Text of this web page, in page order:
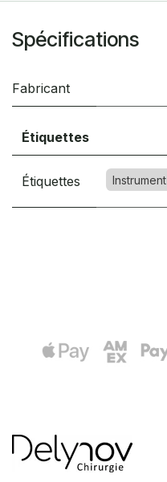
Spécifications
Fabricant
Étiquettes
Étiquettes Instrument